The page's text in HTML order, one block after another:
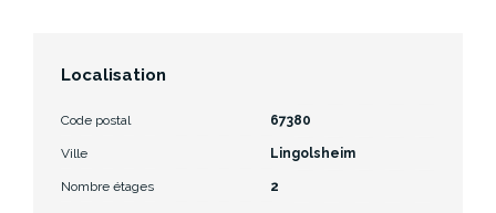
Localisation
Code postal 67380
Ville Lingolsheim
Nombre étages 2